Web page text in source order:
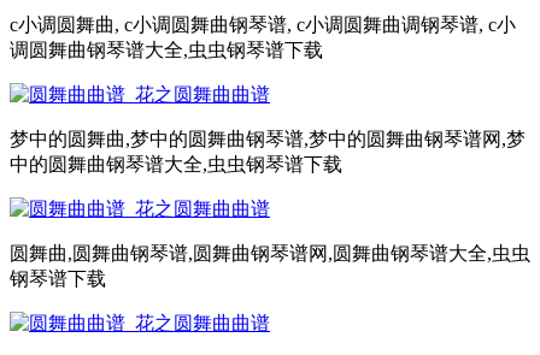
c小调圆舞曲, c小调圆舞曲钢琴谱, c小调圆舞曲调钢琴谱, c小
调圆舞曲钢琴谱大全,虫虫钢琴谱下载
梦中的圆舞曲,梦中的圆舞曲钢琴谱,梦中的圆舞曲钢琴谱网,梦
中的圆舞曲钢琴谱大全,虫虫钢琴谱下载
圆舞曲,圆舞曲钢琴谱,圆舞曲钢琴谱网,圆舞曲钢琴谱大全,虫虫
钢琴谱下载